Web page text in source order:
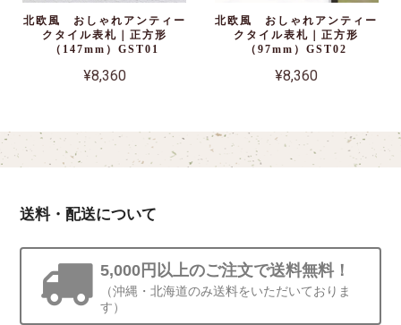
北欧風 おしゃれアンティー
クタイル表札｜正方形
（147mm）GST01
¥8,360
北欧風 おしゃれアンティー
クタイル表札｜正方形
（97mm）GST02
¥8,360
送料・配送について
5,000円以上のご注文で送料無料！
（沖縄・北海道のみ送料をいただいておりま
す）